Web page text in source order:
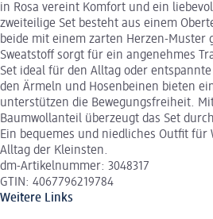
in Rosa vereint Komfort und ein
zweiteilige Set besteht aus einem
beide mit einem zarten Herzen-Muster
Sweatstoff sorgt für ein angenehmes
Set ideal für den Alltag oder
den Ärmeln und Hosenbeinen bieten
unterstützen die Bewegungsfreiheit.
Baumwollanteil überzeugt das Set
Ein bequemes und niedliches Outfit
Alltag der Kleinsten.
dm-Artikelnummer: 3048317
GTIN: 4067796219784
Weitere Links